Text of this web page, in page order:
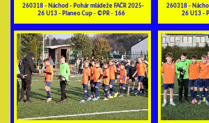
260318 - Náchod - Pohár mládeže FAČR 2025-
26 U13 - Planeo Cup - ©PR - 166
260318 -
26 U13 -